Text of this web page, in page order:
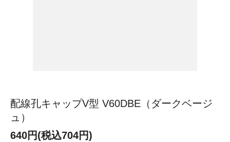
配線孔キャップV型 V60DBE（ダークベージ
ュ）
640円(税込704円)